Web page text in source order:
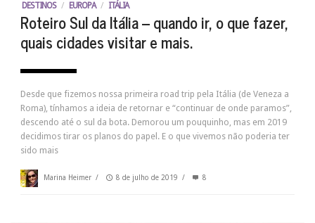
DESTINOS / EUROPA / ITÁLIA
Roteiro Sul da Itália – quando ir, o que fazer,
quais cidades visitar e mais.
Desde que fizemos nossa primeira road trip pela Itália (de Veneza a
Roma), tínhamos a ideia de retornar e “continuar de onde paramos”,
descendo até o sul da bota. Demorou um pouquinho, mas em 2019
decidimos tirar os planos do papel. E o que vivemos não poderia ter
sido mais
Marina Heimer / 8 de julho de 2019 / 8